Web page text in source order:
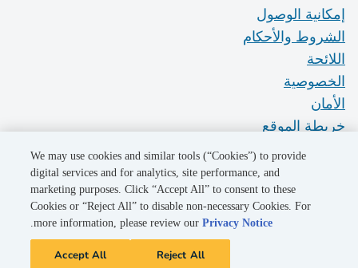
إمكانية الوصول
الشروط والأحكام
اللائحة
الخصوصية
الأمان
خريطة الموقع
Do Not Sell My Personal Information
We may use cookies and similar tools (“Cookies”) to provide
digital services and for analytics, site performance, and
marketing purposes. Click “Accept All” to consent to these
Cookies or “Reject All” to disable non-necessary Cookies. For
more information, please review ourPrivacy Notice
.
Reject All
Accept All